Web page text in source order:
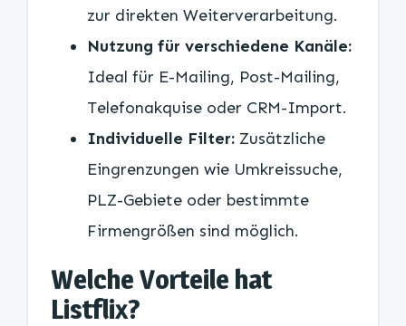
zur direkten Weiterverarbeitung.
Nutzung für verschiedene Kanäle:
Ideal für E-Mailing, Post-Mailing,
Telefonakquise oder CRM-Import.
Individuelle Filter: Zusätzliche
Eingrenzungen wie Umkreissuche,
PLZ-Gebiete oder bestimmte
Firmengrößen sind möglich.
Welche Vorteile hat
Listflix?